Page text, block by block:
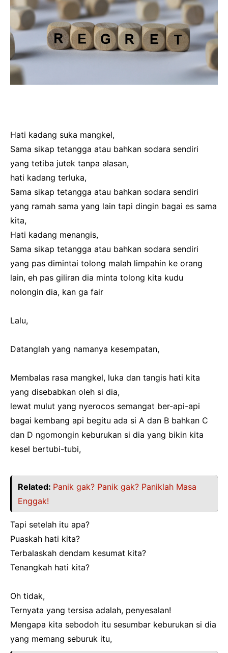
Hati kadang suka mangkel,
Sama sikap tetangga atau bahkan sodara sendiri
yang tetiba jutek tanpa alasan,
hati kadang terluka,
Sama sikap tetangga atau bahkan sodara sendiri
yang ramah sama yang lain tapi dingin bagai es sama
kita,
Hati kadang menangis,
Sama sikap tetangga atau bahkan sodara sendiri
yang pas dimintai tolong malah limpahin ke orang
lain, eh pas giliran dia minta tolong kita kudu
nolongin dia, kan ga fair
Lalu,
Datanglah yang namanya kesempatan,
Membalas rasa mangkel, luka dan tangis hati kita
yang disebabkan oleh si dia,
lewat mulut yang nyerocos semangat ber-api-api
bagai kembang api begitu ada si A dan B bahkan C
dan D ngomongin keburukan si dia yang bikin kita
kesel bertubi-tubi,
Related: Panik gak? Panik gak? Paniklah Masa
Enggak!
Tapi setelah itu apa?
Puaskah hati kita?
Terbalaskah dendam kesumat kita?
Tenangkah hati kita?
Oh tidak,
Ternyata yang tersisa adalah, penyesalan!
Mengapa kita sebodoh itu sesumbar keburukan si dia
yang memang seburuk itu,